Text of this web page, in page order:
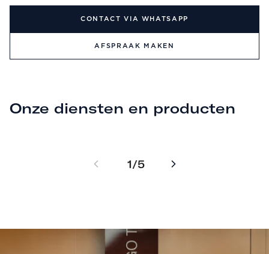
CONTACT VIA WHATSAPP
AFSPRAAK MAKEN
Onze diensten en producten
Verzekeringen
ONTDEK MEER ONTDEK
1/5